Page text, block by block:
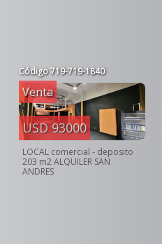
Código719-719-1840
Venta
USD 93000
LOCAL comercial - deposito
203 m2 ALQUILER SAN
ANDRES